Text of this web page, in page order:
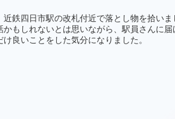
近鉄四日市駅の改札付近で落とし物を拾いま
かもしれないとは思いながら、駅員さんに届
良いことをした気分になりました。